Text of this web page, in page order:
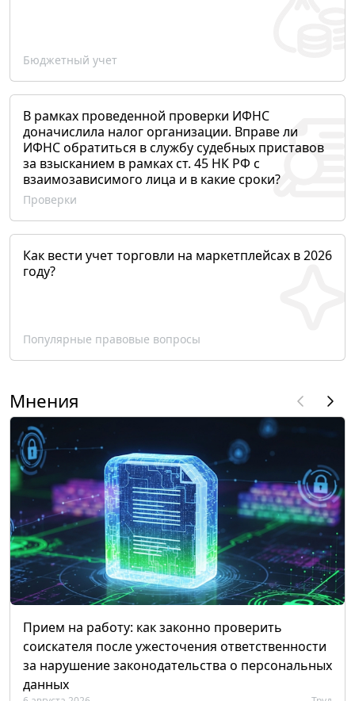
Бюджетный учет
В рамках проведенной проверки ИФНС
доначислила налог организации. Вправе ли
ИФНС обратиться в службу судебных приставов
за взысканием в рамках ст. 45 НК РФ с
взаимозависимого лица и в какие сроки?
Проверки
Как вести учет торговли на маркетплейсах в 2026
году?
Популярные правовые вопросы
Мнения
Прием на работу: как законно проверить
соискателя после ужесточения ответственности
за нарушение законодательства о персональных
данных